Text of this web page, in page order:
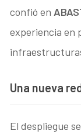
confió en
experiencia en
Una nueva
El despliegue